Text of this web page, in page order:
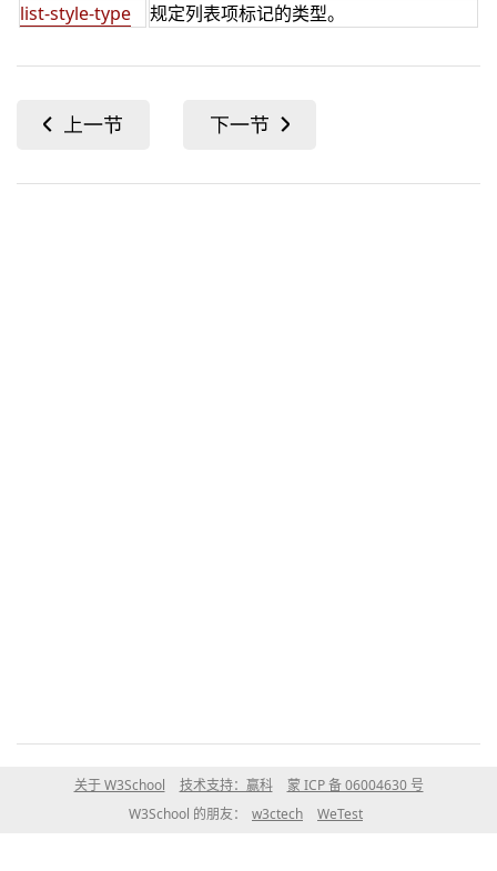
list-style-type
规定列表项标记的类型。
关于 W3School 技术支持：赢科
蒙 ICP 备 06004630 号
W3School 的朋友：
w3ctech WeTest